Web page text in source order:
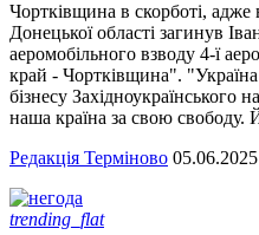
Чортківщина в скорботі,
Донецької області загинув
аеромобільного взводу 4-ї
край - Чортківщина". "Україна
бізнесу Західноукраїнського
наша країна за свою свободу.
Редакція Терміново 05.06.2025
trending_flat